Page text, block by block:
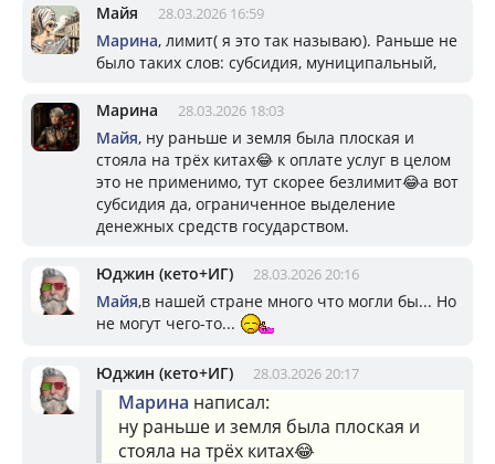
Майя 28.03.2026 16:59
Марина, лимит( я это так называю). Раньше не
было таких слов: субсидия, муниципальный,
Марина 28.03.2026 18:03
Майя, ну раньше и земля была плоская и
стояла на трёх китах😂 к оплате услуг в целом
это не применимо, тут скорее безлимит😂а вот
субсидия да, ограниченное выделение
денежных средств государством.
Юджин (кето+ИГ) 28.03.2026 20:16
Майя,в нашей стране много что могли бы... Но
не могут чего-то...
Юджин (кето+ИГ) 28.03.2026 20:17
Марина написал:
ну раньше и земля была плоская и
стояла на трёх китах😂